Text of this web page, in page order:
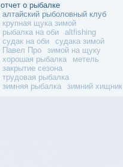
отчет о рыбалке
алтайский рыболовный клуб
крупная щука зимой
рыбалка на оби
altfishing
судак на оби
судака зимой
Павел Про
зимой на щуку
хорошая рыбалка
метель
закрытие сезона
трудовая рыбалка
зимняя рыбалка
зимний хищник